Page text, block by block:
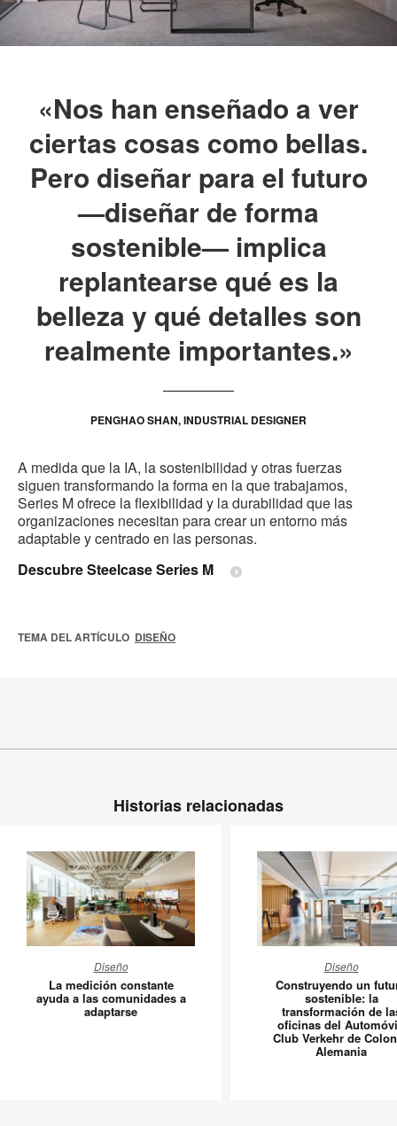
«Nos han enseñado a ver
ciertas cosas como bellas.
Pero diseñar para el futuro
—diseñar de forma
sostenible— implica
replantearse qué es la
belleza y qué detalles son
realmente importantes.»
PENGHAO SHAN, INDUSTRIAL DESIGNER
A medida que la IA, la sostenibilidad y otras fuerzas
siguen transformando la forma en la que trabajamos,
Series M ofrece la flexibilidad y la durabilidad que las
organizaciones necesitan para crear un entorno más
adaptable y centrado en las personas.
Descubre Steelcase Series M
TEMA DEL ARTÍCULO DISEÑO
Historias relacionadas
medición
constante
ayuda
Diseño
La medición constante
ayuda a las comunidades a
adaptarse
un
futuro
la
Diseño
Construyendo un
sostenible: la
transformación de
oficinas del
Club Verkehr de
Alemania